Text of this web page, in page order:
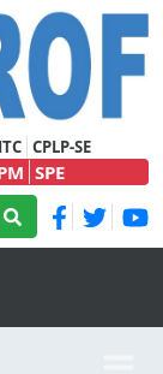
CPLP-SE
SPE